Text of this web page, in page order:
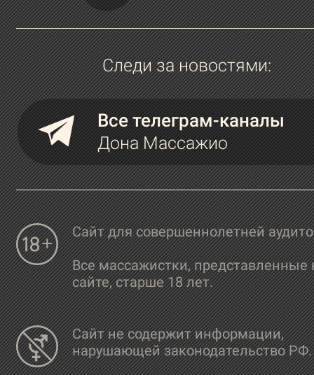
Следи за новостями:
Все телеграм-каналы
Дона Массажио
Сайт для совершеннолетней
Все массажистки, представленные
сайте, старше 18 лет.
Сайт не содержит информации,
нарушающей законодательство РФ.